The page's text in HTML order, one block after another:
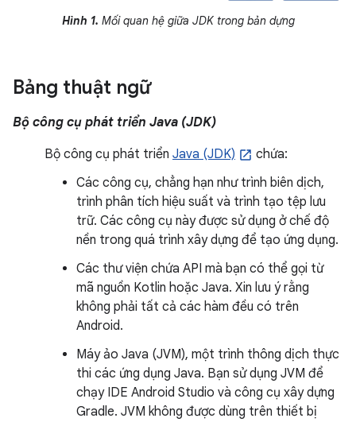
Hình 1. Mối quan hệ giữa JDK trong bản dựng
Bảng thuật ngữ
Bộ công cụ phát triển Java (JDK)
Bộ công cụ phát triển Java (JDK)
chứa:
Các công cụ, chẳng hạn như trình biên dịch,
trình phân tích hiệu suất và trình tạo tệp lưu
trữ. Các công cụ này được sử dụng ở chế độ
nền trong quá trình xây dựng để tạo ứng dụng.
Các thư viện chứa API mà bạn có thể gọi từ
mã nguồn Kotlin hoặc Java. Xin lưu ý rằng
không phải tất cả các hàm đều có trên
Android.
Máy ảo Java (JVM), một trình thông dịch thực
thi các ứng dụng Java. Bạn sử dụng JVM để
chạy IDE Android Studio và công cụ xây dựng
Gradle. JVM không được dùng trên thiết bị